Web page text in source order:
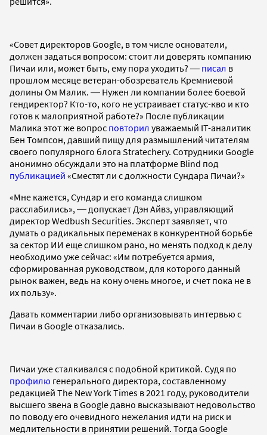
«Совет директоров Google, в том числе основатели,
должен задаться вопросом: стоит ли доверять компанию
Пичаи или, может быть, ему пора уходить? ― писал в
прошлом месяце ветеран-обозреватель Кремниевой
долины Ом Малик. ― Нужен ли компании более боевой
гендиректор? Кто-то, кого не устраивает статус-кво и кто
готов к малоприятной работе?» После публикации
Малика этот же вопрос повторил уважаемый IT-аналитик
Бен Томпсон, давший пищу для размышлений читателям
своего популярного блога Stratechery. Сотрудники Google
анонимно обсуждали это на платформе Blind под
публикацией «Сместят ли с должности Сундара Пичаи?»
«Мне кажется, Сундар и его команда слишком
расслабились», ― допускает Дэн Айвз, управляющий
директор Wedbush Securities. Эксперт заявляет, что
думать о радикальных переменах в конкурентной борьбе
за сектор ИИ еще слишком рано, но менять подход к делу
необходимо уже сейчас: «Им потребуется армия,
сформированная руководством, для которого данный
рынок важен, ведь на кону очень многое, и счет пока не в
их пользу».
Давать комментарии либо организовывать интервью с
Пичаи в Google отказались.
Пичаи уже сталкивался с подобной критикой. Судя по
профилю генерального директора, составленному
редакцией The New York Times в 2021 году, руководители
высшего звена в Google давно высказывают недовольство
по поводу его очевидного нежелания идти на риск и
медлительности в принятии решений. Тогда Google